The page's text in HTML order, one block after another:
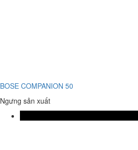
BOSE COMPANION 50
Ngưng sản xuất